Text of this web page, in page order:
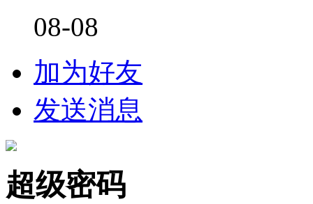
08-08
加为好友
发送消息
超级密码